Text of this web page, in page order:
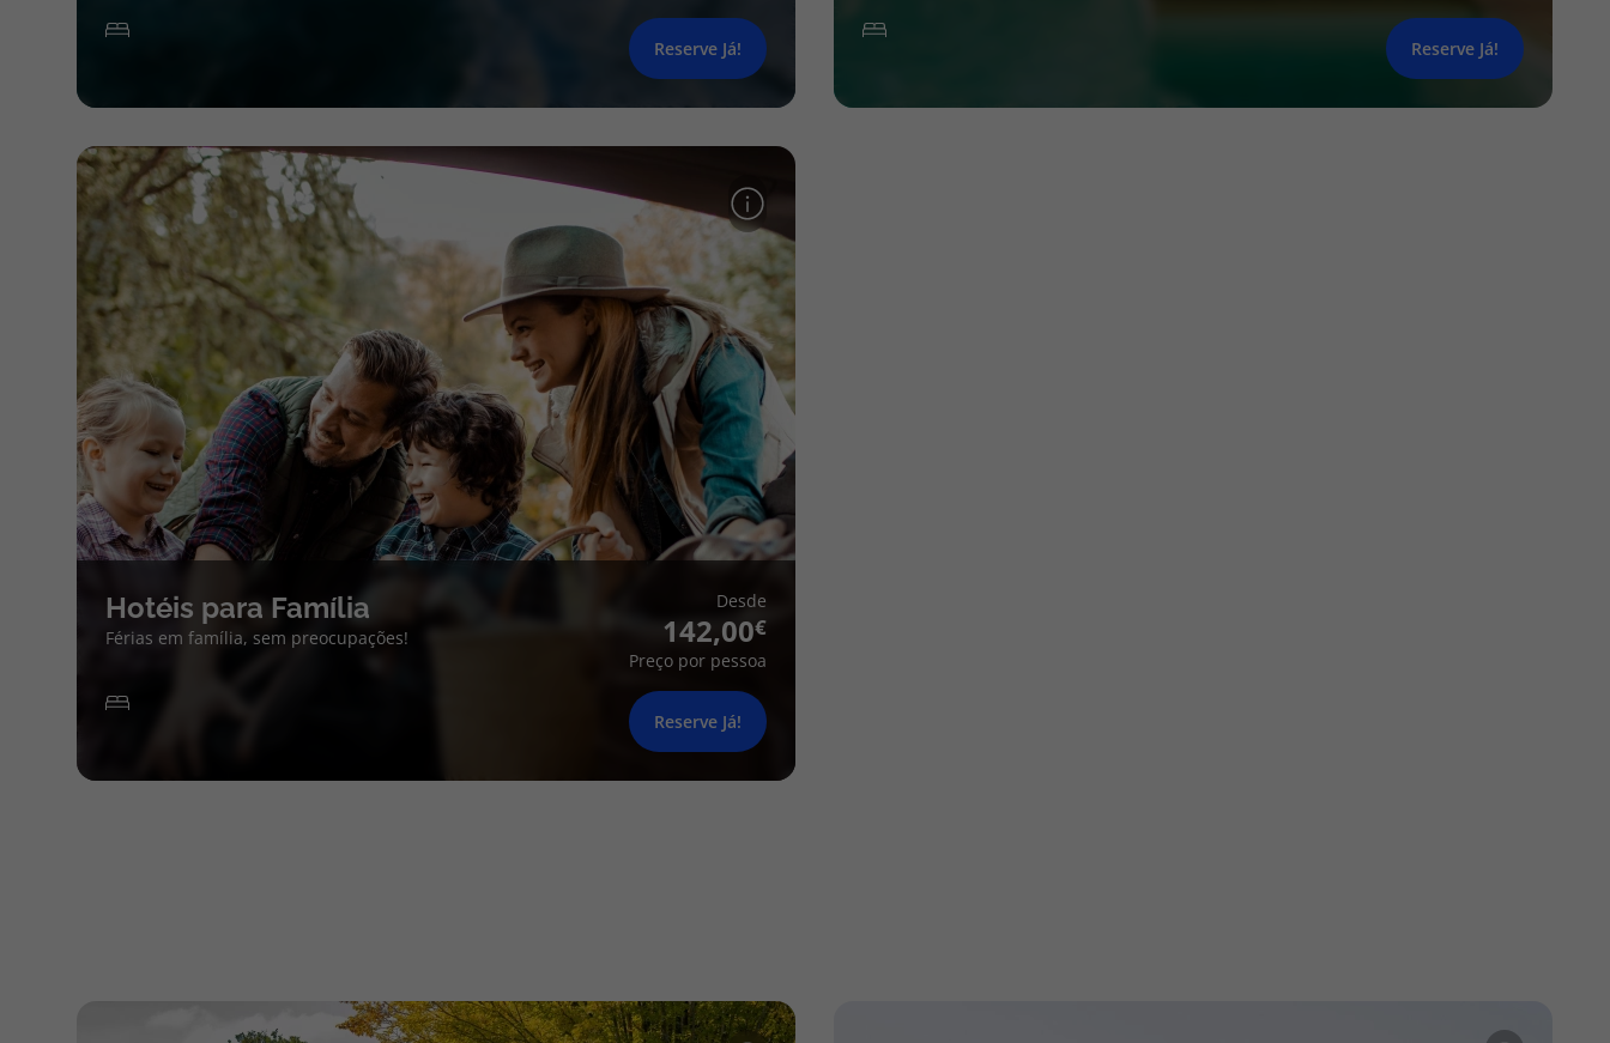
Reserve Já! Reserve Já!
Hotéis para Família
Férias em família, sem preocupações!
Desde
142,00
Preço por pessoa
Reserve Já!